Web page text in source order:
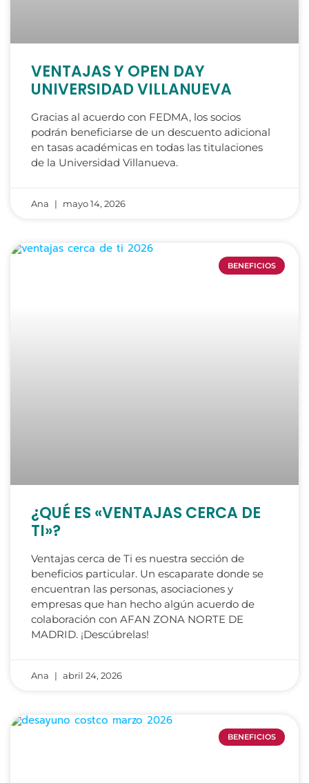
VENTAJAS Y OPEN DAY
UNIVERSIDAD VILLANUEVA
Gracias al acuerdo con FEDMA, los socios
podrán beneficiarse de un descuento adicional
en tasas académicas en todas las titulaciones
de la Universidad Villanueva.
Ana mayo 14, 2026
BENEFICIOS
¿QUÉ ES «VENTAJAS CERCA DE
TI»?
Ventajas cerca de Ti es nuestra sección de
beneficios particular. Un escaparate donde se
encuentran las personas, asociaciones y
empresas que han hecho algún acuerdo de
colaboración con AFAN ZONA NORTE DE
MADRID. ¡Descúbrelas!
Ana abril 24, 2026
BENEFICIOS